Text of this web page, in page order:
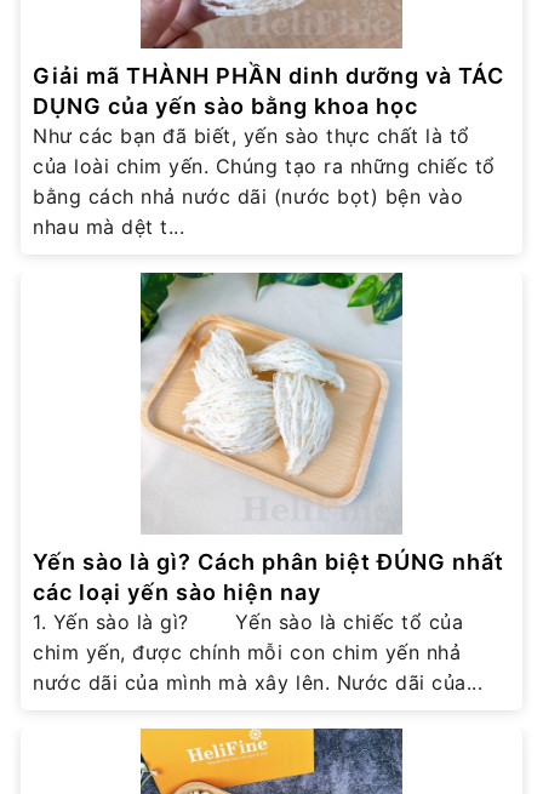
Giải mã THÀNH PHẦN dinh dưỡng và TÁC
DỤNG của yến sào bằng khoa học
Như các bạn đã biết, yến sào thực chất là tổ
của loài chim yến. Chúng tạo ra những chiếc tổ
bằng cách nhả nước dãi (nước bọt) bện vào
nhau mà dệt t...
Yến sào là gì? Cách phân biệt ĐÚNG nhất
các loại yến sào hiện nay
1. Yến sào là gì? Yến sào là chiếc tổ của
chim yến, được chính mỗi con chim yến nhả
nước dãi của mình mà xây lên. Nước dãi của...